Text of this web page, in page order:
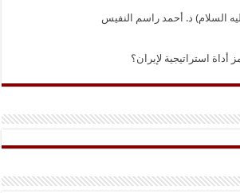
السلام) د. أحمد راسم النفيس
استراتيجية لإيران؟